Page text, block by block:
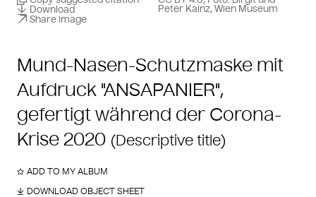
Mund-Nasen-Schutzmaske mit
Aufdruck "ANSAPANIER",
gefertigt während der Corona-
Krise 2020 (Descriptive title)
Download
Share image
Peter Kainz, Wien Museum
ADD TO MY ALBUM
DOWNLOAD OBJECT SHEET